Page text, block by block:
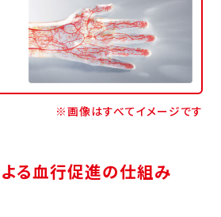
※画像はすべてイメージです
る血行促進の仕組み